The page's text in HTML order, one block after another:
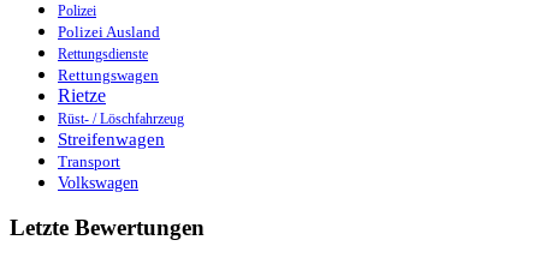
Polizei
Polizei Ausland
Rettungsdienste
Rettungswagen
Rietze
Rüst- / Löschfahrzeug
Streifenwagen
Transport
Volkswagen
Letzte Bewertungen